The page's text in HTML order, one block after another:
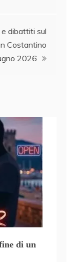
dibattiti sul
Costantino
2026
di un